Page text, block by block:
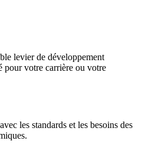
levier de développement
pour votre carrière ou votre
les standards et les besoins des